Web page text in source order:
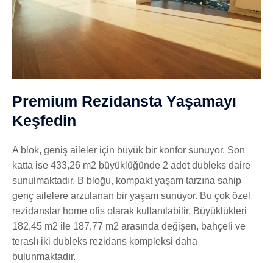
Premium Rezidansta Yaşamayı
Keşfedin
A blok, geniş aileler için büyük bir konfor sunuyor. Son
katta ise 433,26 m2 büyüklüğünde 2 adet dubleks daire
sunulmaktadır. B bloğu, kompakt yaşam tarzına sahip
genç ailelere arzulanan bir yaşam sunuyor. Bu çok özel
rezidanslar home ofis olarak kullanılabilir. Büyüklükleri
182,45 m2 ile 187,77 m2 arasında değişen, bahçeli ve
teraslı iki dubleks rezidans kompleksi daha
bulunmaktadır.